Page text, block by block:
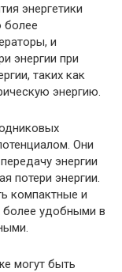
энергетики
более
и
энергии при
таких как
энергию.
Они
энергии
потери энергии.
компактные и
более удобными в
могут быть